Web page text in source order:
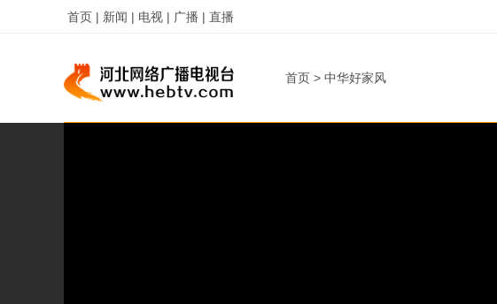
首页 | 新闻 | 电视 | 广播 | 直播
首页 > 中华好家风